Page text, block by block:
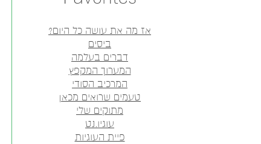
אז מה את עושה כל היום?
ביסים
דברים בעלמה
המערוך המקפץ
המרכיב הסודי
טעמים שרואים מכאן
מתוקים שלי
עוגיו.נט
פיית העוגיות